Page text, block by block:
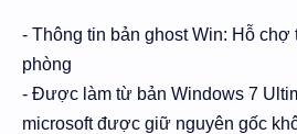
- Thông tin bản ghost Win: Hỗ chợ
phòng
- Được làm từ bản Windows 7
microsoft được giữ nguyên gốc